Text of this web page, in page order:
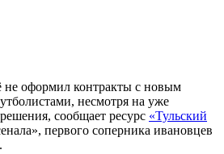
оформил контракты с новым
несмотря на уже
сообщает ресурс «Тульский
первого соперника ивановцев